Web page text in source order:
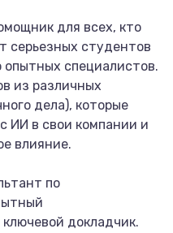
для всех, кто
серьезных студентов
специалистов.
из различных
дела), которые
ИИ в свои компании и
влияние.
по
докладчик.